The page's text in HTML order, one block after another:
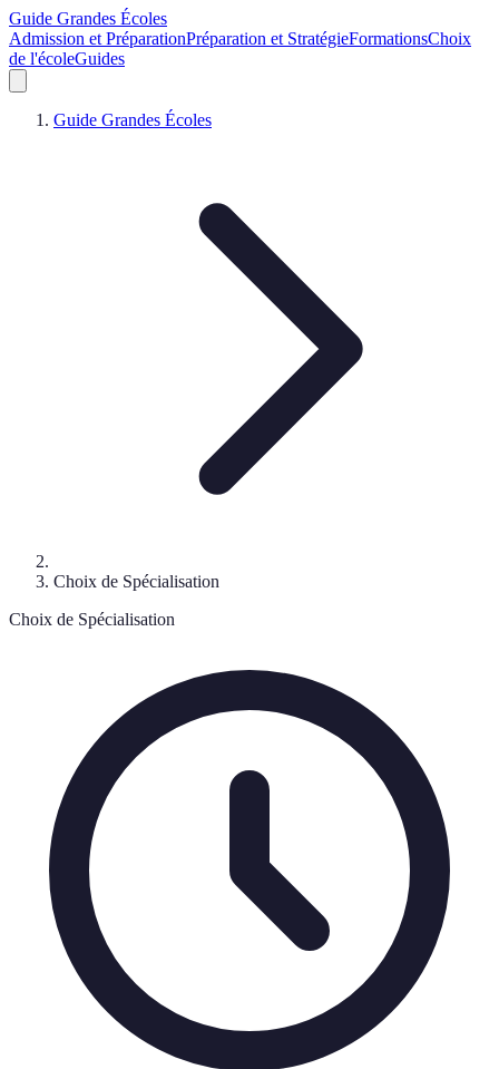
Guide Grandes Écoles
Admission et PréparationPréparation et StratégieFormationsChoix
de l'écoleGuides
Guide Grandes Écoles
Choix de Spécialisation
Choix de Spécialisation